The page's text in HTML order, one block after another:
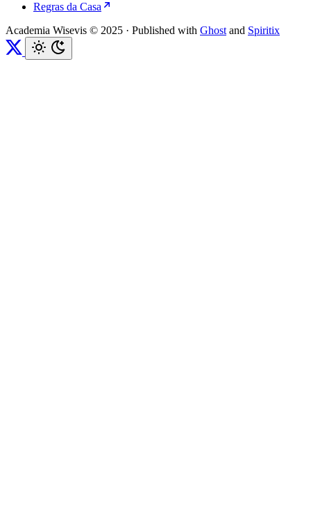
Regras da Casa
Academia Wisevis © 2025 · Published with Ghost and Spiritix